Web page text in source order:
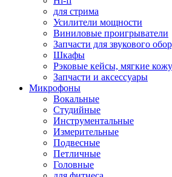
для стрима
Усилители мощности
Виниловые проигрыватели
Запчасти для звукового
Шкафы
Рэковые кейсы, мягкие
Запчасти и аксессуары
Микрофоны
Вокальные
Студийные
Инструментальные
Измерительные
Подвесные
Петличные
Головные